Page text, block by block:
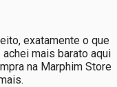
exatamente o que
mais barato aqui
na Marphim Store